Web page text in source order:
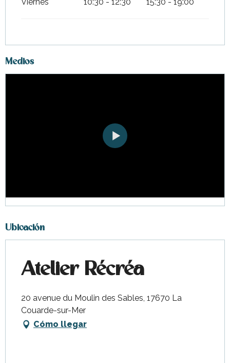
Viernes 10:30 - 12:30 15:30 - 19:00
Medios
Ubicación
Atelier Récréa
20 avenue du Moulin des Sables, 17670 La
Couarde-sur-Mer
Cómo llegar